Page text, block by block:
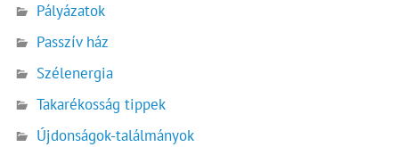
Pályázatok
Passzív ház
Szélenergia
Takarékosság tippek
Újdonságok-találmányok